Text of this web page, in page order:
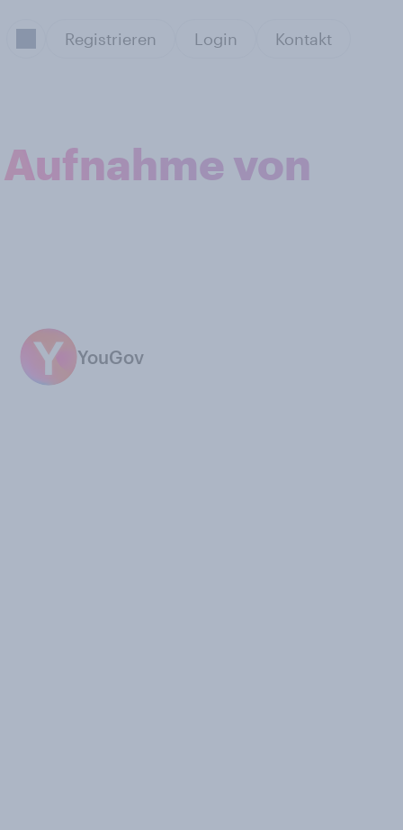
Registrieren Login Kontakt
von
YouGov